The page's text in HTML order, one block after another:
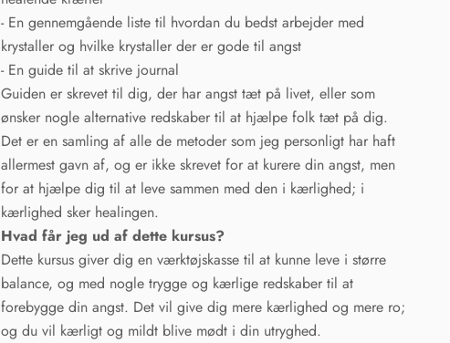
- En gennemgående liste til hvordan du bedst arbejder med
krystaller og hvilke krystaller der er gode til angst
- En guide til at skrive journal
Guiden er skrevet til dig, der har angst tæt på livet, eller som
ønsker nogle alternative redskaber til at hjælpe folk tæt på dig.
Det er en samling af alle de metoder som jeg personligt har haft
allermest gavn af, og er ikke skrevet for at kurere din angst, men
for at hjælpe dig til at leve sammen med den i kærlighed; i
kærlighed sker healingen.
Hvad får jeg ud af dette kursus?
Dette kursus giver dig en værktøjskasse til at kunne leve i større
balance, og med nogle trygge og kærlige redskaber til at
forebygge din angst. Det vil give dig mere kærlighed og mere ro;
og du vil kærligt og mildt blive mødt i din utryghed.